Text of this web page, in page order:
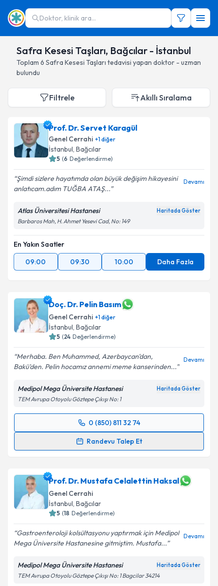
Doktor, klinik ara...
Safra Kesesi Taşları, Bağcılar - İstanbul
Toplam 6 Safra Kesesi Taşları tedavisi yapan doktor - uzman
bulundu
Filtrele Akıllı Sıralama
Prof. Dr. Servet Karagül
Genel Cerrahi +1diğer
İstanbul, Bağcılar
5 (6 Değerlendirme)
Şimdi sizlere hayatımda olan büyük değişim hikayesini
anlatıcam.adım TUĞBA ATAŞ...
Devamı
Atlas Üniversitesi Hastanesi Haritada Göster
Barbaros Mah, H. Ahmet Yesevi Cad, No: 149
En Yakın Saatler
09:00
09:30 10:00 Daha Fazla
Doç. Dr. Pelin Basım
Genel Cerrahi +1diğer
İstanbul, Bağcılar
5 (24 Değerlendirme)
Merhaba. Ben Muhammed, Azerbaycan'dan,
Bakü'den. Pelin hocamız annemi meme kanserinden...
Devamı
Medipol Mega Üniversite Hastanesi Haritada Göster
TEM Avrupa Otoyolu Göztepe Çıkışı No: 1
0 (850) 811 32 74
Randevu Talep Et
Randevu Takvimi Talebi
takvim hazırlandığında e-posta ile bilgilendireceğiz.
E-posta Adresiniz
Kişisel verilerimin işlenmesine ilişkinAydınlatma
kapsamda işlenmesini kabul ediyorum.
Prof. Dr. Mustafa Celalettin Haksal
Genel Cerrahi
İstanbul, Bağcılar
5 (18 Değerlendirme)
Gastroenteroloji kolsültasyonu yaptırmak için Medipol
Mega Üniversite Hastanesine gitmiştim. Mustafa...
Devamı
Medipol Mega Üniversite Hastanesi Haritada Göster
TEM Avrupa Otoyolu Göztepe Çıkışı No: 1 Bagcilar 34214